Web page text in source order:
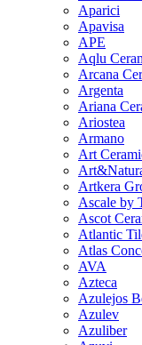
Aparici
Apavisa
APE
Aqlu
Arcana
Argenta
Ariana
Ariostea
Armano
Art
Artkera
Ascale by
Ascot
Atlantic
Atlas
AVA
Azteca
Azulejos
Azulev
Azuliber